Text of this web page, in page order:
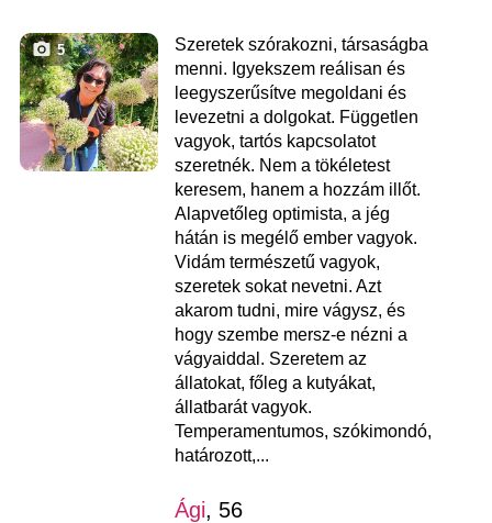
5
Szeretek szórakozni, társaságba
menni. Igyekszem reálisan és
leegyszerűsítve megoldani és
levezetni a dolgokat. Független
vagyok, tartós kapcsolatot
szeretnék. Nem a tökéletest
keresem, hanem a hozzám illőt.
Alapvetőleg optimista, a jég
hátán is megélő ember vagyok.
Vidám természetű vagyok,
szeretek sokat nevetni. Azt
akarom tudni, mire vágysz, és
hogy szembe mersz-e nézni a
vágyaiddal. Szeretem az
állatokat, főleg a kutyákat,
állatbarát vagyok.
Temperamentumos, szókimondó,
határozott,...
Ági, 56